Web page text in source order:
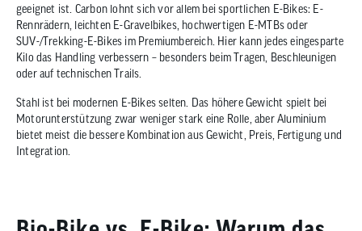
geeignet ist. Carbon lohnt sich vor allem bei sportlichen E-Bikes: E-
Rennrädern, leichten E-Gravelbikes, hochwertigen E-MTBs oder
SUV-/Trekking-E-Bikes im Premiumbereich. Hier kann jedes eingesparte
Kilo das Handling verbessern – besonders beim Tragen, Beschleunigen
oder auf technischen Trails.
Stahl ist bei modernen E-Bikes selten. Das höhere Gewicht spielt bei
Motorunterstützung zwar weniger stark eine Rolle, aber Aluminium
bietet meist die bessere Kombination aus Gewicht, Preis, Fertigung und
Integration.